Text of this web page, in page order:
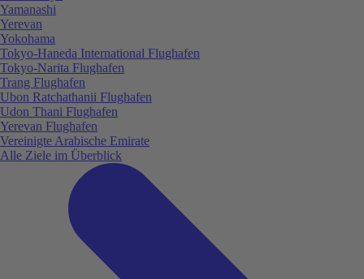
Yamanashi
Yerevan
Yokohama
Tokyo-Haneda International Flughafen
Tokyo-Narita Flughafen
Trang Flughafen
Ubon Ratchathanii Flughafen
Udon Thani Flughafen
Yerevan Flughafen
Vereinigte Arabische Emirate
Alle Ziele im Überblick